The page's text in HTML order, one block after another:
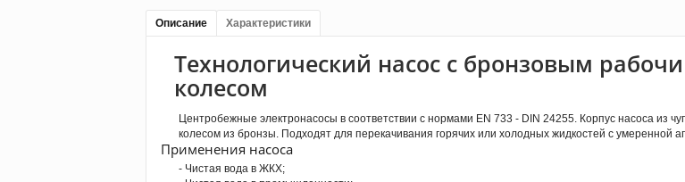
Описание Характеристики
Технологический насос с бронзовым
колесом
Центробежные электронасосы в соответствии с нормами EN 733 - DIN 24255. Корпус насоса из
колесом из бронзы. Подходят для перекачивания горячих или холодных жидкостей с умеренной
Применения насоса
- Чистая вода в ЖКХ;